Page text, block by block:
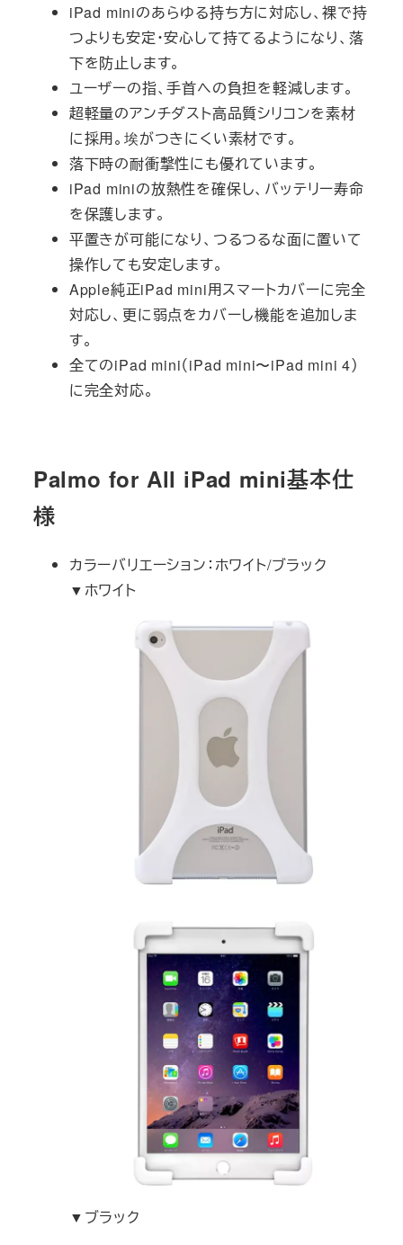
iPad miniのあらゆる持ち方に対応し、裸で持
つよりも安定・安心して持てるようになり、落
下を防止します。
ユーザーの指、手首への負担を軽減します。
超軽量のアンチダスト高品質シリコンを素材
に採用。埃がつきにくい素材です。
落下時の耐衝撃性にも優れています。
iPad miniの放熱性を確保し、バッテリー寿命
を保護します。
平置きが可能になり、つるつるな面に置いて
操作しても安定します。
Apple純正iPad mini用スマートカバーに完全
対応し、更に弱点をカバーし機能を追加しま
す。
全てのiPad mini（iPad mini〜iPad mini 4）
に完全対応。
Palmo for All iPad mini基本仕
様
カラーバリエーション：ホワイト/ブラック
▼ホワイト
▼ブラック